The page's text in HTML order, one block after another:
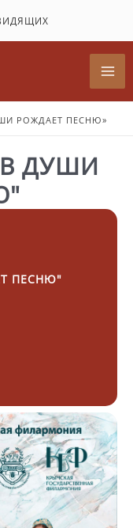
РОЖДАЕТ ПЕСНЮ»
ДУШИ
ПЕСНЮ"